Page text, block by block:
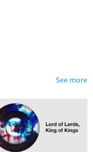
See more